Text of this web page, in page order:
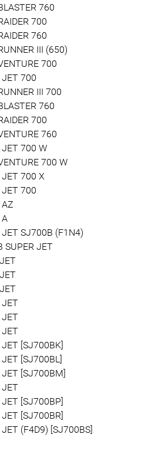
760
700
760
III (650)
700
JET 700
III 700
760
700
760
JET 700 W
700 W
700 X
JET 700
SJ700B (F1N4)
SUPER JET
JET
JET
JET
[SJ700BK]
[SJ700BL]
[SJ700BM]
JET
[SJ700BP]
[SJ700BR]
(F4D9) [SJ700BS]